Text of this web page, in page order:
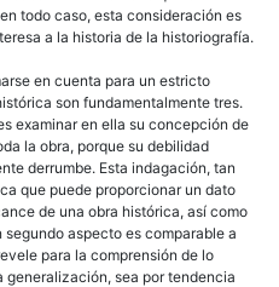
todo caso, esta consideración es
a la historia de la historiografía.
en cuenta para un estricto
son fundamentalmente tres.
examinar en ella su concepción de
la obra, porque su debilidad
derrumbe. Esta indagación, tan
que puede proporcionar un dato
de una obra histórica, así como
aspecto es comparable a
para la comprensión de lo
sea por tendencia